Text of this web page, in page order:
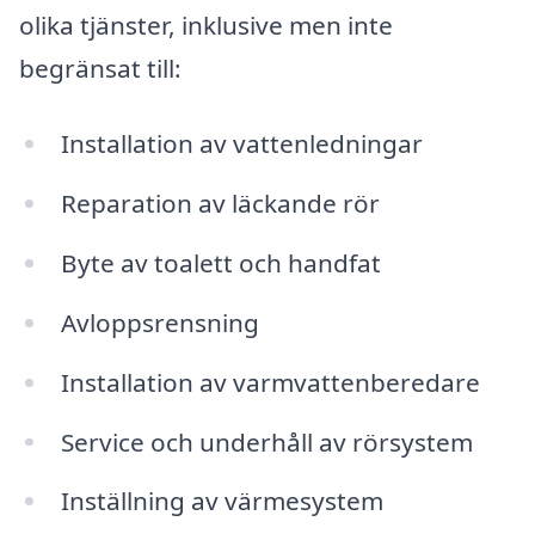
olika tjänster, inklusive men inte
begränsat till:
Installation av vattenledningar
Reparation av läckande rör
Byte av toalett och handfat
Avloppsrensning
Installation av varmvattenberedare
Service och underhåll av rörsystem
Inställning av värmesystem